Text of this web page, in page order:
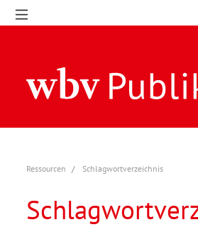
Ressourcen Schlagwortverzeichnis